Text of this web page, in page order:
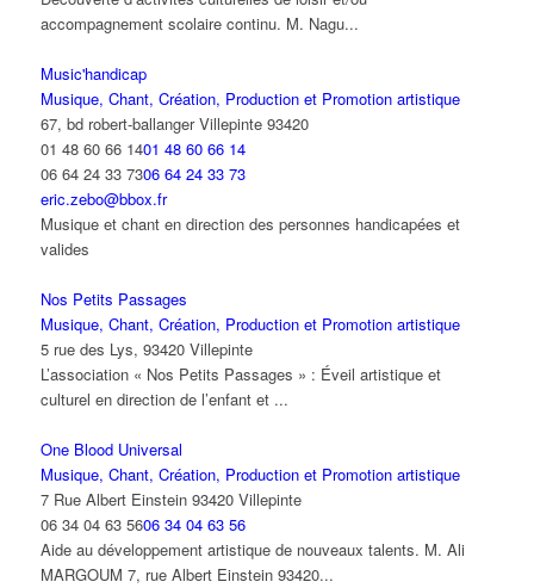
accompagnement scolaire continu. M. Nagu...
Music'handicap
Musique, Chant, Création, Production et Promotion artistique
67, bd robert-ballanger Villepinte 93420
01 48 60 66 1401 48 60 66 14
06 64 24 33 7306 64 24 33 73
eric.zebo@bbox.fr
Musique et chant en direction des personnes handicapées et
valides
Nos Petits Passages
Musique, Chant, Création, Production et Promotion artistique
5 rue des Lys, 93420 Villepinte
L’association « Nos Petits Passages » : Éveil artistique et
culturel en direction de l’enfant et ...
One Blood Universal
Musique, Chant, Création, Production et Promotion artistique
7 Rue Albert Einstein 93420 Villepinte
06 34 04 63 5606 34 04 63 56
Aide au développement artistique de nouveaux talents. M. Ali
MARGOUM 7, rue Albert Einstein 93420...